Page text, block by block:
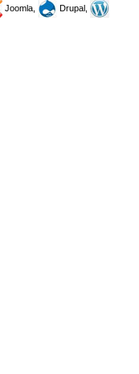
Joomla,
Drupal,